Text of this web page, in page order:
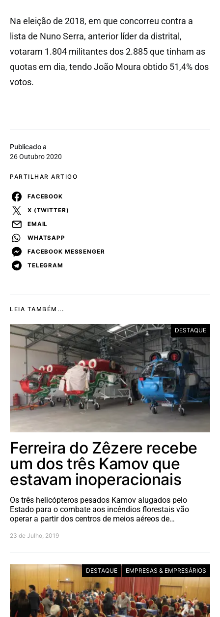
Publicado a
26 Outubro 2020
PARTILHAR ARTIGO
FACEBOOK
X (TWITTER)
EMAIL
WHATSAPP
FACEBOOK MESSENGER
TELEGRAM
Na eleição de 2018, em que concorreu contra a
lista de Nuno Serra, anterior líder da distrital,
votaram 1.804 militantes dos 2.885 que tinham as
quotas em dia, tendo João Moura obtido 51,4% dos
votos.
LEIA TAMBÉM...
DESTAQUE
Ferreira do Zêzere recebe
um dos três Kamov que
estavam inoperacionais
Os três helicópteros pesados Kamov alugados pelo
Estado para o combate aos incêndios florestais vão
operar a partir dos centros de meios aéreos de…
23 de Julho, 2019
DESTAQUE EMPRESAS & EMPRESÁRIOS